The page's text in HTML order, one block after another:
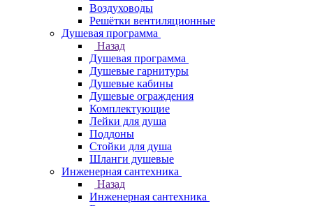
Воздуховоды
Решётки вентиляционные
Душевая программа
Назад
Душевая программа
Душевые гарнитуры
Душевые кабины
Душевые ограждения
Комплектующие
Лейки для душа
Поддоны
Стойки для душа
Шланги душевые
Инженерная сантехника
Назад
Инженерная сантехника